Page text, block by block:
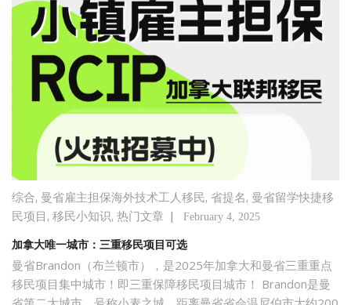
综合, 曼省雇主担保海外技术工人移民, 省提名, 曼省留学快捷移
民项目 , 移民小知识, 热门文章 | February 4, 2025
加拿大唯一城市：三重移民项目可选
曼省Brandon（布兰顿市），是2025年加拿大和曼省三重重点
移民项目集中城市！即三重保障移民项目城市！ Brandon是曼